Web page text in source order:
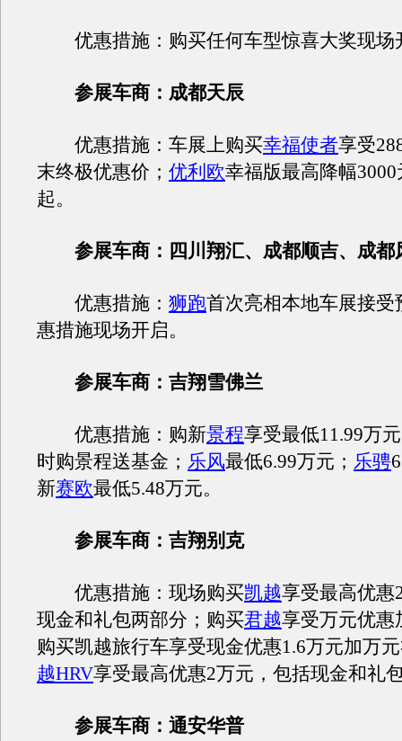
优惠措施：购买任何车型惊喜大奖现场
参展车商：成都天辰
优惠措施：车展上购买幸福使者享受
末终极优惠价； 优利欧幸福版最高降幅3000
起。
参展车商：四川翔汇、成都顺吉、成都
优惠措施： 狮跑首次亮相本地车展接受
惠措施现场开启。
参展车商：吉翔雪佛兰
优惠措施：购新景程享受最低11.99万
时购景程送基金； 乐风最低6.99万元； 乐骋
新赛欧最低5.48万元。
参展车商：吉翔别克
优惠措施：现场购买凯越享受最高优惠
现金和礼包两部分；购买君越享受万元优惠
购买凯越旅行车享受现金优惠1.6万元加万
越HRV享受最高优惠2万元，包括现金和礼
参展车商：通安华普